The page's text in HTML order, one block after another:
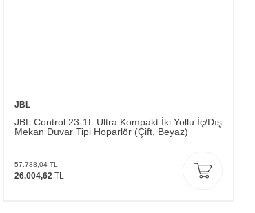
JBL
JBL Control 23-1L Ultra Kompakt İki Yollu İç/Dış
Mekan Duvar Tipi Hoparlör (Çift, Beyaz)
57.788,04TL
26.004,62 TL